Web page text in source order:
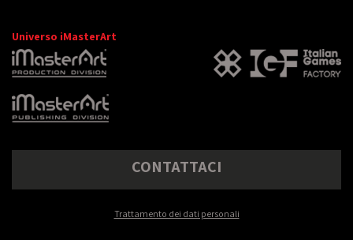
Universo iMasterArt
CONTATTACI
Trattamento dei dati personali